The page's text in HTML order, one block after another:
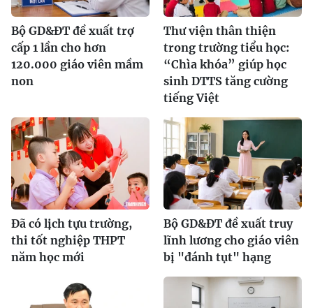
Bộ GD&ĐT đề xuất trợ
cấp 1 lần cho hơn
120.000 giáo viên mầm
non
Thư viện thân thiện
trong trường tiểu học:
“Chìa khóa” giúp học
sinh DTTS tăng cường
tiếng Việt
Đã có lịch tựu trường,
thi tốt nghiệp THPT
năm học mới
Bộ GD&ĐT đề xuất truy
lĩnh lương cho giáo viên
bị "đánh tụt" hạng